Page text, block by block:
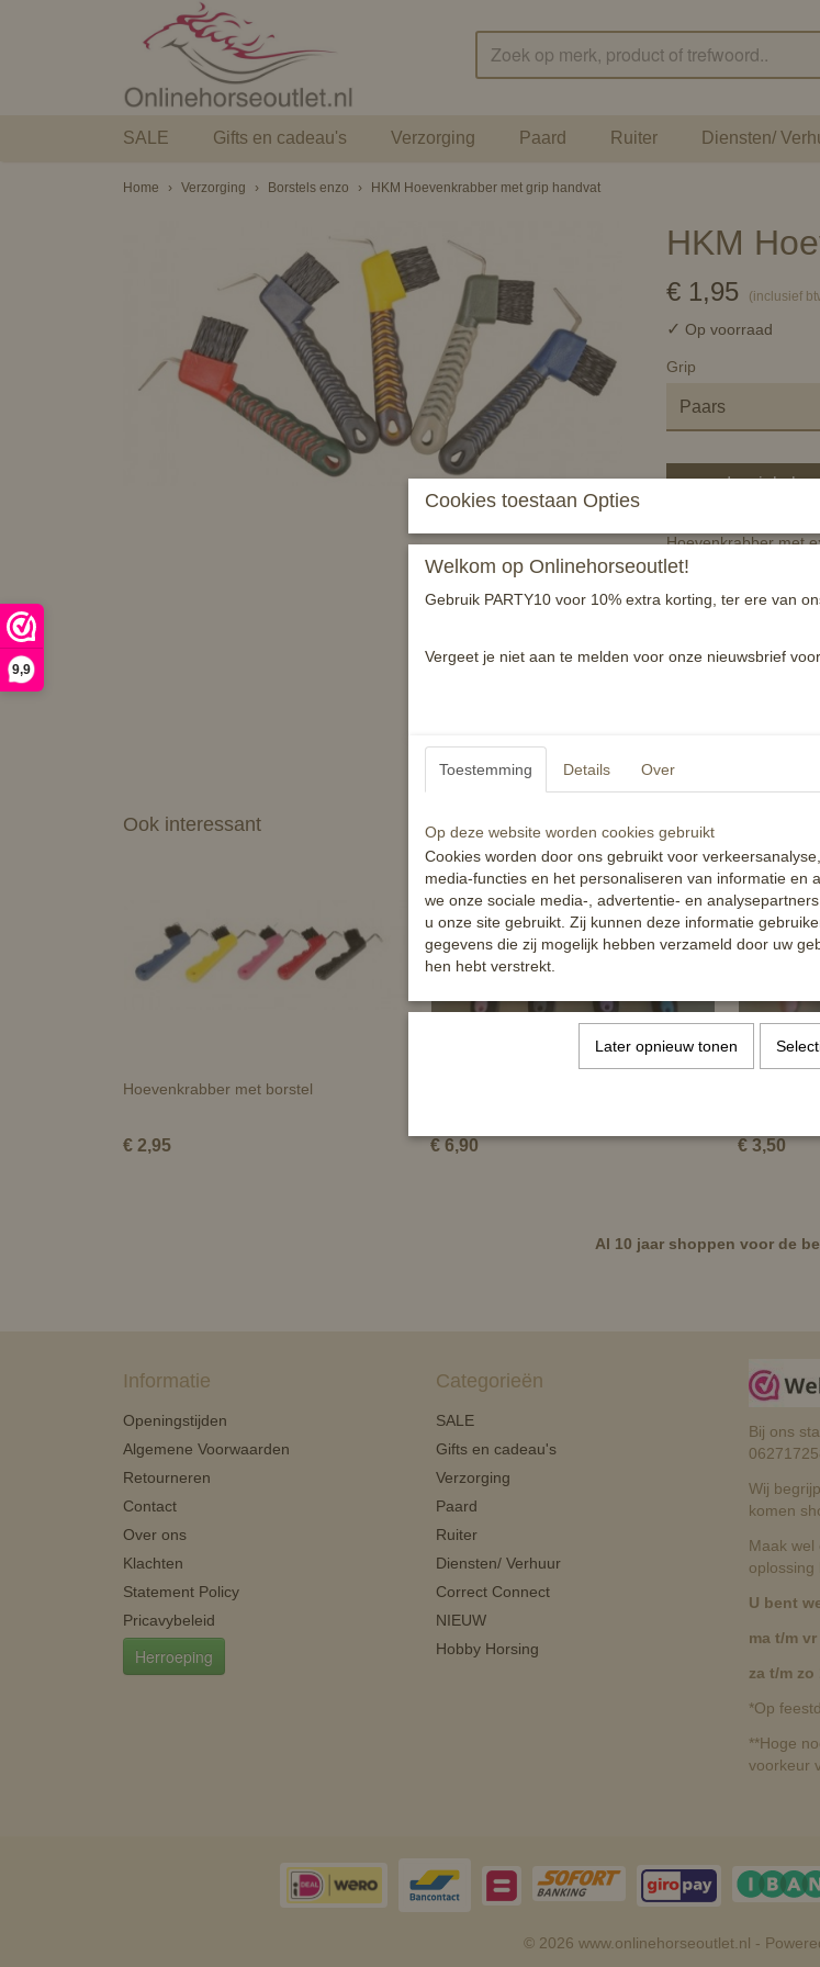
9,9
SALE Gifts en cadeau's Verzorging Paard Ruiter Diensten/
Home › Verzorging › Borstels enzo › HKM Hoevenkrabber met grip handvat
HKM
€ 1,95 (inclusief
✓ Op voorraad
Grip
In
Hoevenkrabber met
Verschillende kleuren
Ook interessant
Hoevenkrabber met borstel
€ 2,95 € 6,90 € 3,50
Al 10 jaar shoppen voor de
Informatie
Openingstijden
Algemene Voorwaarden
Retourneren
Contact
Over ons
Klachten
Statement Policy
Pricavybeleid
Herroeping
Categorieën
SALE
Gifts en cadeau's
Verzorging
Paard
Ruiter
Diensten/ Verhuur
Correct Connect
NIEUW
Hobby Horsing
Bij ons
Wij
komen
Maak wel
oplossing
U bent
ma t/m vr
za t/m zo
*Op
**Hoge
voorkeur
© 2026 www.onlinehorseoutlet.nl -
Cookies toestaan Opties
Welkom op Onlinehorseoutlet!
Gebruik PARTY10 voor 10% extra korting, ter ere van
Vergeet je niet aan te melden voor onze nieuwsbrief
Toestemming Details Over
Op deze website worden cookies gebruikt
Cookies worden door ons gebruikt voor
media-functies en het personaliseren van informatie en
we onze sociale media-, advertentie- en
u onze site gebruikt. Zij kunnen deze informatie
gegevens die zij mogelijk hebben verzameld door uw
hen hebt verstrekt.
Later opnieuw tonen